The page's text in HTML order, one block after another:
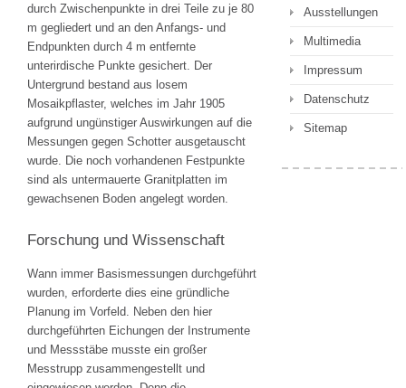
durch Zwischenpunkte in drei Teile zu je 80
m gegliedert und an den Anfangs- und
Endpunkten durch 4 m entfernte
unterirdische Punkte gesichert. Der
Untergrund bestand aus losem
Mosaikpflaster, welches im Jahr 1905
aufgrund ungünstiger Auswirkungen auf die
Messungen gegen Schotter ausgetauscht
wurde. Die noch vorhandenen Festpunkte
sind als untermauerte Granitplatten im
gewachsenen Boden angelegt worden.
Forschung und Wissenschaft
Wann immer Basismessungen durchgeführt
wurden, erforderte dies eine gründliche
Planung im Vorfeld. Neben den hier
durchgeführten Eichungen der Instrumente
und Messstäbe musste ein großer
Messtrupp zusammengestellt und
Ausstellungen
Multimedia
Impressum
Datenschutz
Sitemap